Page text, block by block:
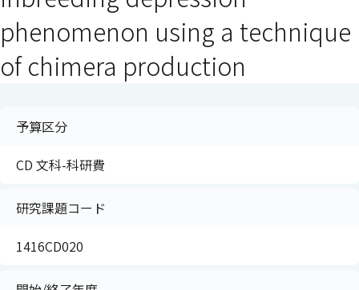
phenomenon using a technique
of chimera production
予算区分
CD 文科-科研費
研究課題コード
1416CD020